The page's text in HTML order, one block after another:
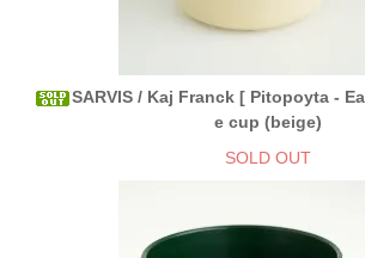
SARVIS / Kaj Franck [ Pitopoyta -
e cup (beige)
SOLD OUT